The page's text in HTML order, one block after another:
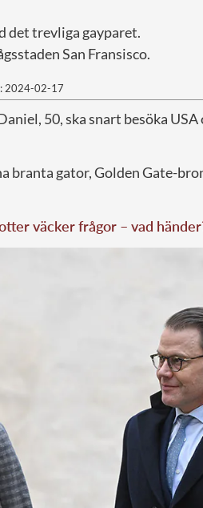
det trevliga gayparet.
San Fransisco.
2024-02-17
50, ska snart besöka USA
branta gator, Golden Gate-
väcker frågor – vad